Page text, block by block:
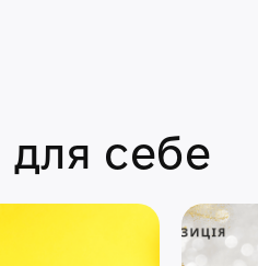
для себе